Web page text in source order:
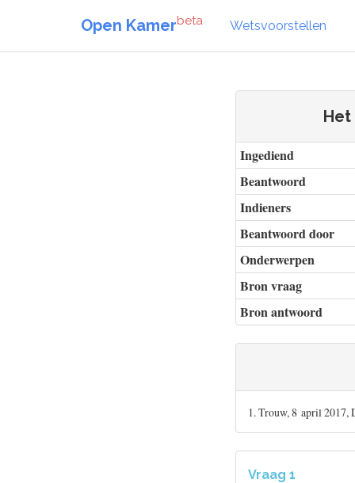
Open Kamerbeta Wetsvoorstellen
Het
Ingediend
Beantwoord
Indieners
Beantwoord door
Onderwerpen
Bron vraag
Bron antwoord
1. Trouw, 8 april 2017,
Vraag 1